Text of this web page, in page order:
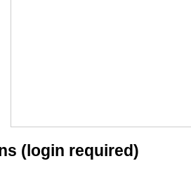
(login required)